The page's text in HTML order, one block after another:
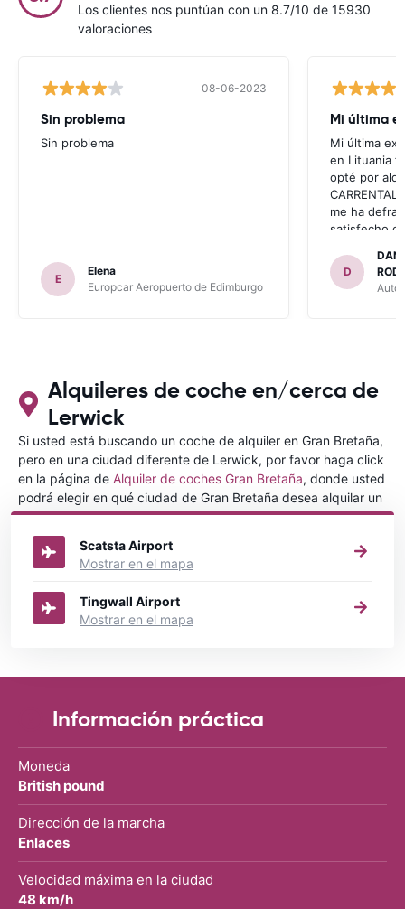
Los clientes nos puntúan con un 8.7/10 de 15930
valoraciones
08-06-2023
Sin problema
Sin problema
E
Elena
Europcar Aeropuerto de Edimburgo
Mi última
Mi última
en Lituania
opté por
me ha
satisfecho
invitaron a
había leído
para
D
Alquileres de coche en/cerca de
Lerwick
Si usted está buscando un coche de alquiler en Gran Bretaña,
pero en una ciudad diferente de Lerwick, por favor haga click
en la página de Alquiler de coches Gran Bretaña, donde usted
podrá elegir en qué ciudad de Gran Bretaña desea alquilar un
coche.
Scatsta Airport
Mostrar en el mapa
Tingwall Airport
Mostrar en el mapa
Información práctica
Moneda
British pound
Dirección de la marcha
Enlaces
Velocidad máxima en la ciudad
48 km/h